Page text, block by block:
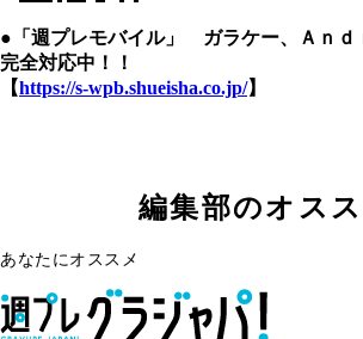
●「週プレモバイル」 ガラケー、Ａｎｄ
完全対応中！！
【https://s-wpb.shueisha.co.jp/】
編集部のオス
あなたにオススメ